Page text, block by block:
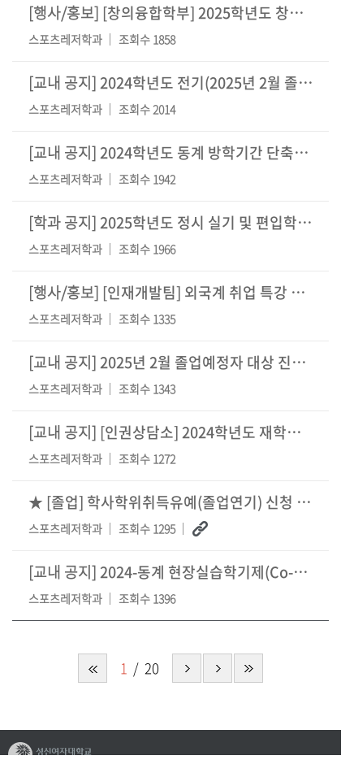
[행사/홍보] [창의융합학부] 2025학년도 창의융합학부 멘토단 모집
스포츠레저학과 조회수 1858
[교내 공지]2024학년도 전기(2025년 2월 졸업) 학위수여식 안내(학위증 수여 단상 희망자 및 축
스포츠레저학과 조회수 2014
[교내 공지]2024학년도 동계 방학기간 단축근무 및 임시휴무일 안내(휴무일 변경)
스포츠레저학과 조회수 1942
[학과 공지]2025학년도 정시 실기 및 편입학 면접고사 관련 출입통제 안내
스포츠레저학과 조회수 1966
[행사/홍보] [인재개발팀] 외국계 취업 특강 SUCCESS Plus+
스포츠레저학과 조회수 1335
[교내 공지]2025년 2월 졸업예정자 대상 진로ㆍ취업계획 조사 실시 안내
스포츠레저학과 조회수 1343
[교내 공지] [인권상담소] 2024학년도 재학생 온라인 폭력예방교육 이수 안내
스포츠레저학과 조회수 1272
★ [졸업] 학사학위취득유예(졸업연기) 신청 안내 (2024.12.02.~12.06.)
스포츠레저학과 조회수 1295
[교내 공지]2024-동계 현장실습학기제(Co-op) 참여학생 모집 안내
스포츠레저학과 조회수 1396
1 20